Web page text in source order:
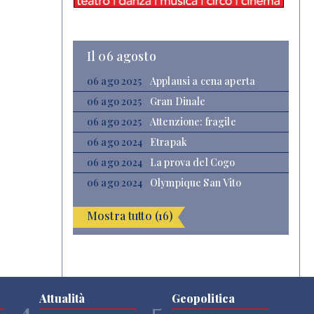
Il 06 agosto
06 ago 2025
Applausi a cena aperta
06 ago 2025
Gran Dinale
06 ago 2025
Attenzione: fragile
06 ago 2024
Etrapak
06 ago 2024
La prova del Cogo
06 ago 2024
Olympique San Vito
Mostra tutto (16)
Attualità Geopolitica